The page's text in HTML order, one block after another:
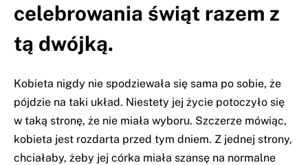
celebrowania świąt razem z
tą dwójką.
Kobieta nigdy nie spodziewała się sama po sobie, że
pójdzie na taki układ. Niestety jej życie potoczyło się
w taką stronę, że nie miała wyboru. Szczerze mówiąc,
kobieta jest rozdarta przed tym dniem. Z jednej strony,
chciałaby, żeby jej córka miała szansę na normalne